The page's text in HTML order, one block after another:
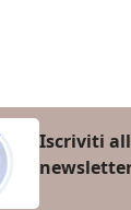
Iscriviti